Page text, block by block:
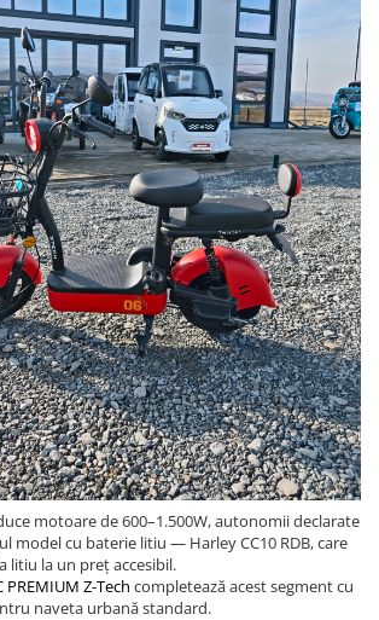
motoare de 600–1.500W, autonomii declarate
model cu baterie litiu — Harley CC10 RDB, care
litiu la un preț accesibil.
PREMIUM Z-Tech completează acest segment cu
naveta urbană standard.